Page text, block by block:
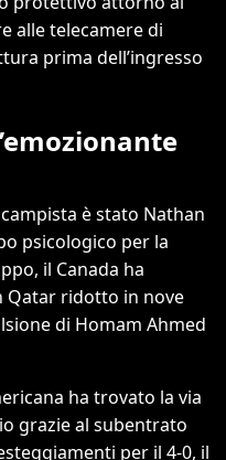
alle telecamere di
prima dell’ingresso
è stato Nathan
psicologico per la
il Canada ha
Qatar ridotto in nove
di Homam Ahmed
ha trovato la via
grazie al subentrato
per il 4-0, il